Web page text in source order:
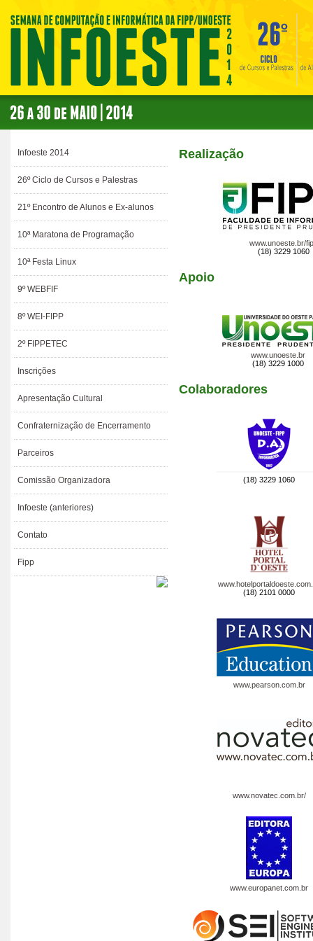
Infoeste 2014
26º Ciclo de Cursos e Palestras
21º Encontro de Alunos e Ex-alunos
10ª Maratona de Programação
10ª Festa Linux
9º WEBFIF
8º WEI-FIPP
2º FIPPETEC
Inscrições
Apresentação Cultural
Confraternização de Encerramento
Parceiros
Comissão Organizadora
Infoeste (anteriores)
Contato
Fipp
Realização
www.unoeste.br/
(18) 3229 1060
Apoio
www.unoeste.br
(18) 3229 1000
Colaboradores
(18) 3229 1060
(18) 2101 0000
www.pearson.com.br
www.novatec.com.br/
www.europanet.com.br